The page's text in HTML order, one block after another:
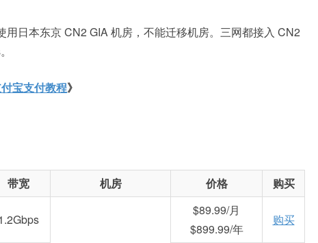
日本东京 CN2 GIA 机房，不能迁移机房。三网都接入 CN2
宝支付教程》
带宽 机房 价格 购买
$89.99/月
$899.99/年
购买